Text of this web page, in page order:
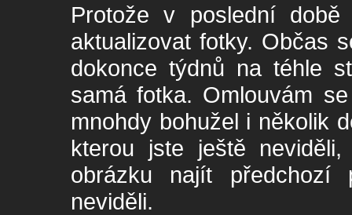
Protože v poslední
aktualizovat fotky. Občas
dokonce týdnů na téhle
samá fotka. Omlouvám
mnohdy bohužel i několik
kterou jste ještě
obrázku najít
neviděli.